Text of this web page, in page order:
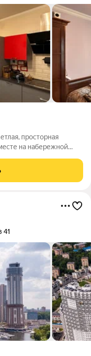
просторная
на набережной
станции
41